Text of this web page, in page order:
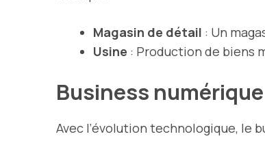
Magasin de détail : Un
Usine : Production de biens
Business numérique
Avec l’évolution technologique, le